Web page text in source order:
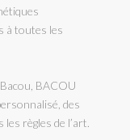
à toutes les
BACOU
des
règles de l’art.